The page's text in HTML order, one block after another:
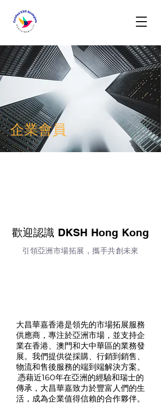
企業會員
歡迎認識 DKSH Hong Kong
引領亞洲市場拓展，攜手共創未來
大昌華嘉香港是領先的市場拓展服務
供應商，專注於亞洲市場，並支持企
業在香港、澳門和大中華區的業務發
展。我們提供從採購、行銷到銷售、
物流和售後服務的端到端解決方案。
憑藉近160年在亞洲的經驗和瑞士的
傳承，大昌華嘉致力於豐富人們的生
活，成為企業值得信賴的合作夥伴。